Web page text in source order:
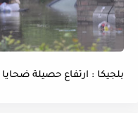
بلجيكا : ارتفاع حصيلة ضحايا